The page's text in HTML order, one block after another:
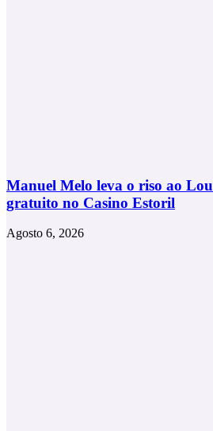
Manuel Melo leva o riso ao
gratuito no Casino Estoril
Agosto 6, 2026